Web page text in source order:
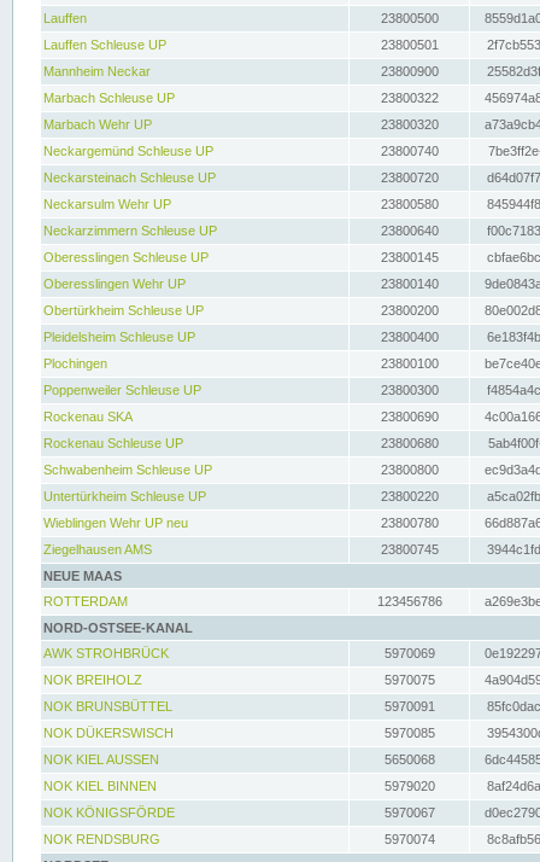
Lauffen
23800500
Lauffen Schleuse UP
23800501
Mannheim Neckar
23800900
Marbach Schleuse UP
23800322
Marbach Wehr UP
23800320
Neckargemünd Schleuse UP
23800740
Neckarsteinach Schleuse UP
23800720
Neckarsulm Wehr UP
23800580
Neckarzimmern Schleuse UP
23800640
Oberesslingen Schleuse UP
23800145
Oberesslingen Wehr UP
23800140
Obertürkheim Schleuse UP
23800200
Pleidelsheim Schleuse UP
23800400
Plochingen
23800100
Poppenweiler Schleuse UP
23800300
Rockenau SKA
23800690
Rockenau Schleuse UP
23800680
Schwabenheim Schleuse UP
23800800
Untertürkheim Schleuse UP
23800220
Wieblingen Wehr UP neu
23800780
Ziegelhausen AMS
23800745
NEUE MAAS
ROTTERDAM
123456786
NORD-OSTSEE-KANAL
AWK STROHBRÜCK
5970069
NOK BREIHOLZ
5970075
NOK BRUNSBÜTTEL
5970091
NOK DÜKERSWISCH
5970085
NOK KIEL AUSSEN
5650068
NOK KIEL BINNEN
5979020
NOK KÖNIGSFÖRDE
5970067
NOK RENDSBURG
5970074